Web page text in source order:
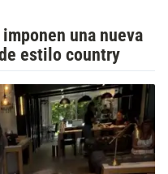
una nueva
estilo country